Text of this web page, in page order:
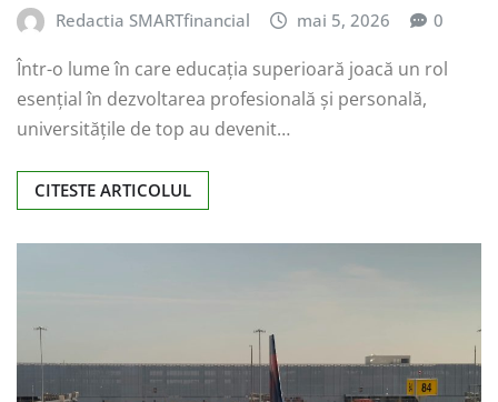
Redactia SMARTfinancial mai 5, 2026 0
Într-o lume în care educația superioară joacă un rol
esențial în dezvoltarea profesională și personală,
universitățile de top au devenit…
CITESTE ARTICOLUL